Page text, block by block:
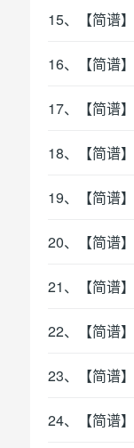
15、【简谱】
16、【简谱】
17、【简谱】
18、【简谱】
19、【简谱】
20、【简谱】
21、【简谱】
22、【简谱】
23、【简谱】
24、【简谱】